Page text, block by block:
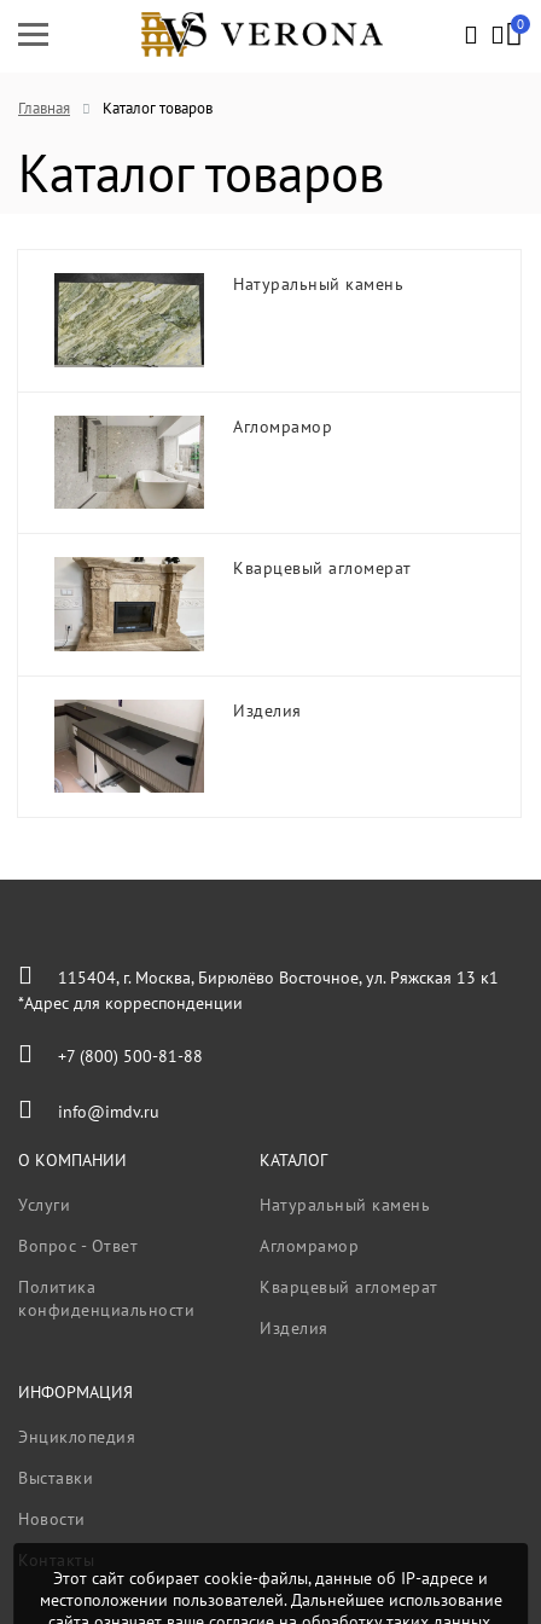
0
Главная Каталог товаров
Каталог товаров
Натуральный камень
Агломрамор
Кварцевый агломерат
Изделия
115404, г. Москва, Бирюлёво Восточное, ул. Ряжская 13 к1
*Адрес для корреспонденции
+7 (800) 500-81-88
info@imdv.ru
О КОМПАНИИ
Услуги
Вопрос - Ответ
Политика
конфиденциальности
КАТАЛОГ
Натуральный камень
Агломрамор
Кварцевый агломерат
Изделия
ИНФОРМАЦИЯ
Энциклопедия
Выставки
Новости
Контакты
Этот сайт собирает cookie-файлы, данные об IP-адресе и
местоположении пользователей. Дальнейшее использование